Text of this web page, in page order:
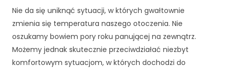
Nie da się uniknąć sytuacji, w których gwałtownie
zmienia się temperatura naszego otoczenia. Nie
oszukamy bowiem pory roku panującej na zewnątrz.
Możemy jednak skutecznie przeciwdziałać niezbyt
komfortowym sytuacjom, w których dochodzi do